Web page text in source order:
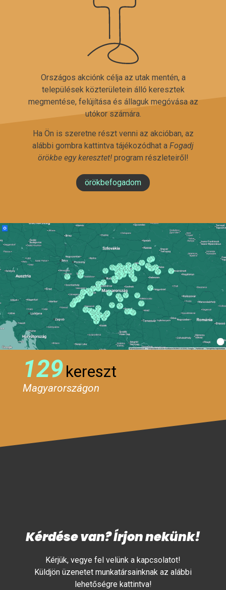
Országos akciónk célja az utak mentén, a
települések közterületein álló keresztek
megmentése, felújítása és állaguk megóvása az
utókor számára.
Ha Ön is szeretne részt venni az akcióban, az
alábbi gombra kattintva tájékozódhat a Fogadj
örökbe egy keresztet!program részleteiről!
örökbefogadom
129kereszt
Magyarországon
Kérdése van? Írjon nekünk!
Kérjük, vegye fel velünk a kapcsolatot!
Küldjön üzenetet munkatársainknak az alábbi
lehetőségre kattintva!